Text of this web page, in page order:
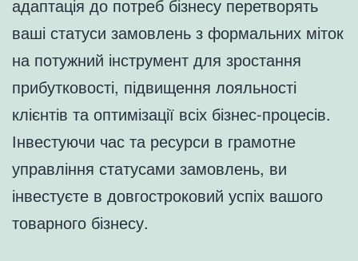
адаптація до потреб бізнесу перетворять
ваші статуси замовлень з формальних міток
на потужний інструмент для зростання
прибутковості, підвищення лояльності
клієнтів та оптимізації всіх бізнес-процесів.
Інвестуючи час та ресурси в грамотне
управління статусами замовлень, ви
інвестуєте в довгостроковий успіх вашого
товарного бізнесу.